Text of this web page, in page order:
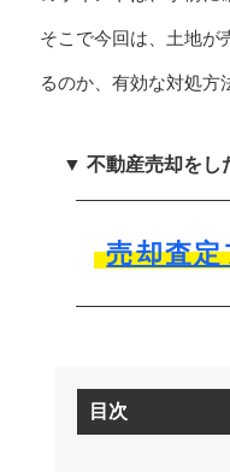
そこで今回は、土地が
るのか、有効な対処方
▼ 不動産売却をし
売却査
目次